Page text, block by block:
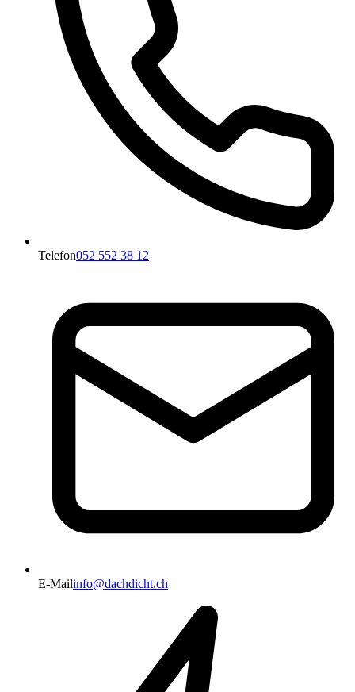
Telefon052 552 38 12
E-Mailinfo@dachdicht.ch